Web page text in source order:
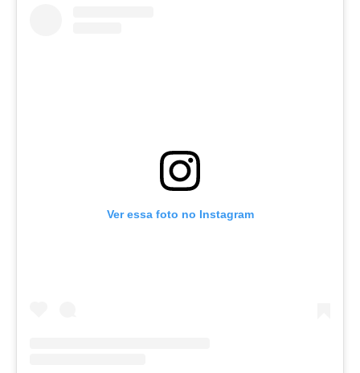
Ver essa foto no Instagram